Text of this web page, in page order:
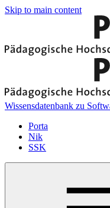
Skip to main content
Wissensdatenbank zu
Porta
Nik
SSK